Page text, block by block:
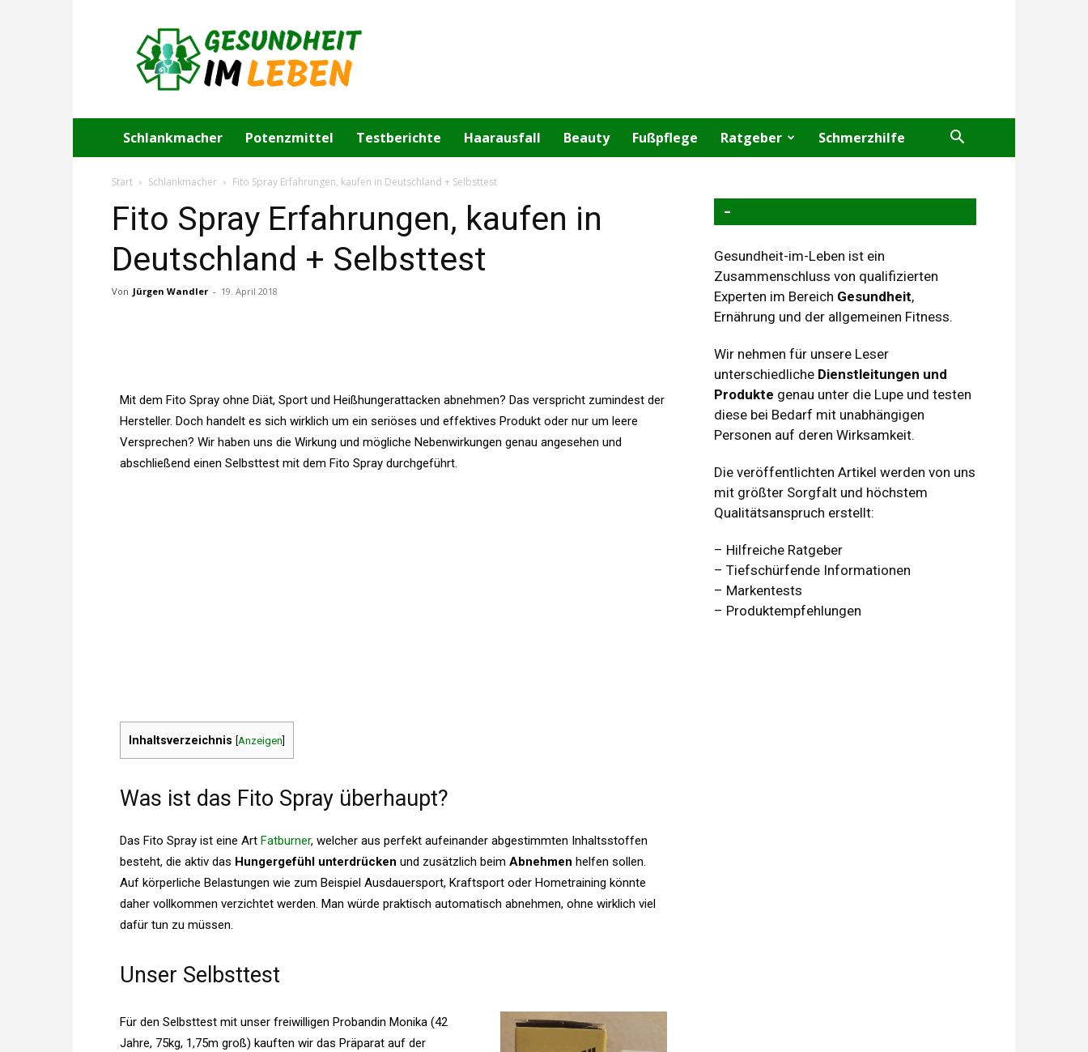
Gesundheit
im
Leben
Schlankmacher Potenzmittel Testberichte Haarausfall Beauty Fußpflege Ratgeber Schmerzhilfe
Start Schlankmacher Fito Spray Erfahrungen, kaufen in Deutschland + Selbsttest
Fito Spray Erfahrungen, kaufen in
Deutschland + Selbsttest
Von Jürgen Wandler - 19. April 2018
Mit dem Fito Spray ohne Diät, Sport und Heißhungerattacken abnehmen? Das verspricht zumindest der
Hersteller. Doch handelt es sich wirklich um ein seriöses und effektives Produkt oder nur um leere
Versprechen? Wir haben uns die Wirkung und mögliche Nebenwirkungen genau angesehen und
abschließend einen Selbsttest mit dem Fito Spray durchgeführt.
Inhaltsverzeichnis Anzeigen
Was ist das Fito Spray überhaupt?
Das Fito Spray ist eine Art Fatburner, welcher aus perfekt aufeinander abgestimmten Inhaltsstoffen
besteht, die aktiv das Hungergefühl unterdrücken und zusätzlich beim Abnehmen helfen sollen.
Auf körperliche Belastungen wie zum Beispiel Ausdauersport, Kraftsport oder Hometraining könnte
daher vollkommen verzichtet werden. Man würde praktisch automatisch abnehmen, ohne wirklich viel
dafür tun zu müssen.
Unser Selbsttest
Für den Selbsttest mit unser freiwilligen Probandin Monika (42
Jahre, 75kg, 1,75m groß) kauften wir das Präparat auf der
–
Gesundheit-im-Leben ist ein
Zusammenschluss von qualifizierten
Experten im Bereich Gesundheit,
Ernährung und der allgemeinen Fitness.
Wir nehmen für unsere Leser
unterschiedliche Dienstleitungen und
Produkte genau unter die Lupe und testen
diese bei Bedarf mit unabhängigen
Personen auf deren Wirksamkeit.
Die veröffentlichten Artikel werden von uns
mit größter Sorgfalt und höchstem
Qualitätsanspruch erstellt:
– Hilfreiche Ratgeber
– Tiefschürfende Informationen
– Markentests
– Produktempfehlungen